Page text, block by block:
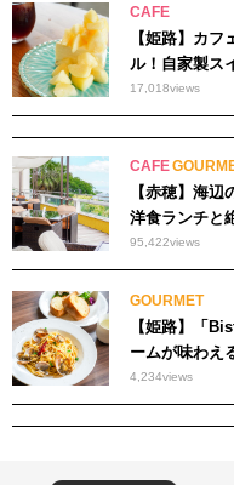
CAFE
【姫路】カ
ル！自家製ス
17,018views
CAFE
【赤穂】海
洋食ランチと
95,422views
GOURMET
【姫路】「
ームが味わえ
4,234views